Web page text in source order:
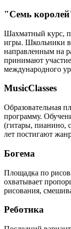
"Семь
Шахматный курс,
игры. Школьники
направленным на
принимают
международного
MusicClasses
Образовательная
программу.
(гитары, пианино,
лет постигают
Богема
Площадка по
охватывает
рисования,
Реботика